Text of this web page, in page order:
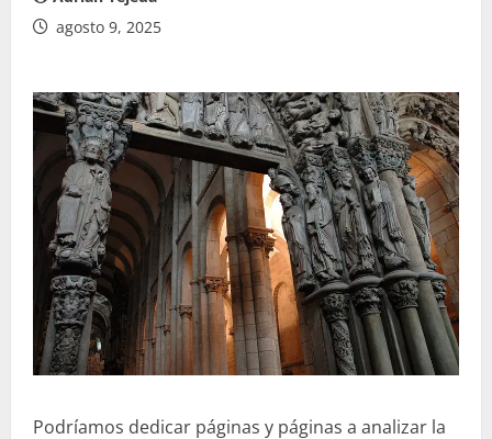
agosto 9, 2025
Podríamos dedicar páginas y páginas a analizar la